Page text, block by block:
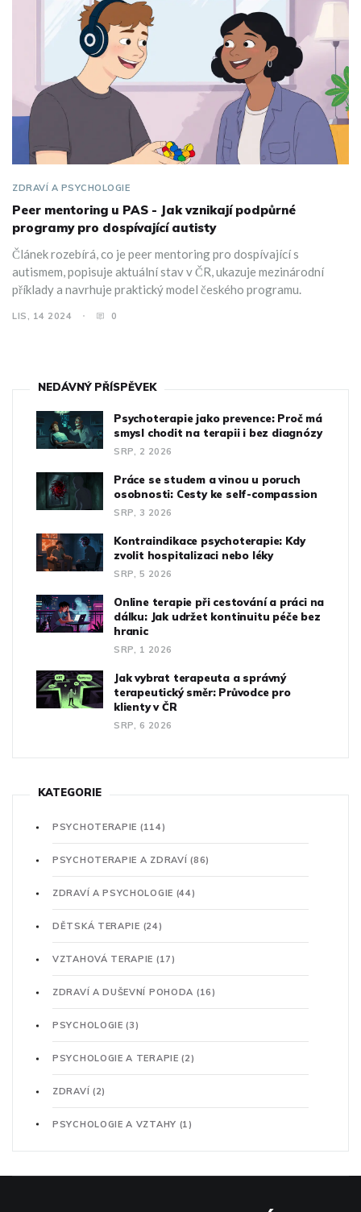
ZDRAVÍ A PSYCHOLOGIE
Peer mentoring u PAS - Jak vznikají podpůrné
programy pro dospívající autisty
Článek rozebírá, co je peer mentoring pro dospívající s
autismem, popisuje aktuální stav v ČR, ukazuje mezinárodní
příklady a navrhuje praktický model českého programu.
LIS, 14 2024 0
NEDÁVNÝ PŘÍSPĚVEK
Psychoterapie jako prevence: Proč má
smysl chodit na terapii i bez diagnózy
SRP, 2 2026
Práce se studem a vinou u poruch
osobnosti: Cesty ke self-compassion
SRP, 3 2026
Kontraindikace psychoterapie: Kdy
zvolit hospitalizaci nebo léky
SRP, 5 2026
Online terapie při cestování a práci na
dálku: Jak udržet kontinuitu péče bez
hranic
SRP, 1 2026
Jak vybrat terapeuta a správný
terapeutický směr: Průvodce pro
klienty v ČR
SRP, 6 2026
KATEGORIE
PSYCHOTERAPIE (114)
PSYCHOTERAPIE A ZDRAVÍ(86)
ZDRAVÍ A PSYCHOLOGIE (44)
DĚTSKÁ TERAPIE (24)
VZTAHOVÁ TERAPIE (17)
ZDRAVÍ A DUŠEVNÍ POHODA (16)
PSYCHOLOGIE(3)
PSYCHOLOGIE A TERAPIE(2)
ZDRAVÍ (2)
PSYCHOLOGIE A VZTAHY (1)